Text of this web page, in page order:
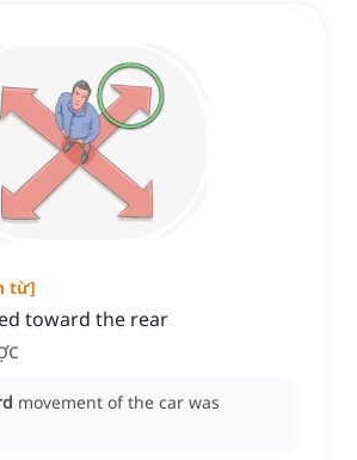
từ]
toward the rear
movement of the car was